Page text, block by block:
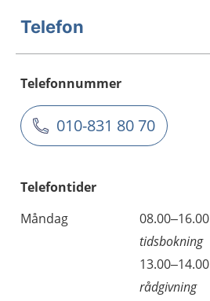
Telefon
Telefonnummer
010-831 80 70
Telefontider
Måndag
08.00–16.00
tidsbokning
13.00–14.00
rådgivning